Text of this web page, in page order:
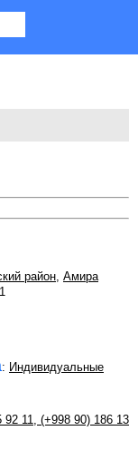
район, Амира
: Индивидуальные
92 11
(+998 90) 186 13